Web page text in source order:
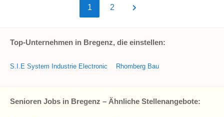
1 2
Top-Unternehmen in Bregenz, die einstellen:
S.I.E System Industrie Electronic Rhomberg Bau
Senioren Jobs in Bregenz – Ähnliche Stellenangebote: